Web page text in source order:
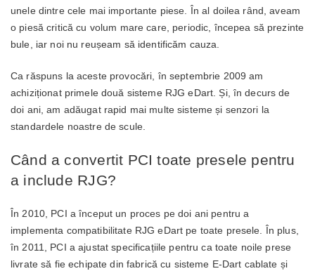
unele dintre cele mai importante piese. În al doilea rând, aveam
o piesă critică cu volum mare care, periodic, începea să prezinte
bule, iar noi nu reușeam să identificăm cauza.
Ca răspuns la aceste provocări, în septembrie 2009 am
achiziționat primele două sisteme RJG eDart. Și, în decurs de
doi ani, am adăugat rapid mai multe sisteme și senzori la
standardele noastre de scule.
Când a convertit PCI toate presele pentru
a include RJG?
În 2010, PCI a început un proces pe doi ani pentru a
implementa compatibilitate RJG eDart pe toate presele. În plus,
în 2011, PCI a ajustat specificațiile pentru ca toate noile prese
livrate să fie echipate din fabrică cu sisteme E-Dart cablate și